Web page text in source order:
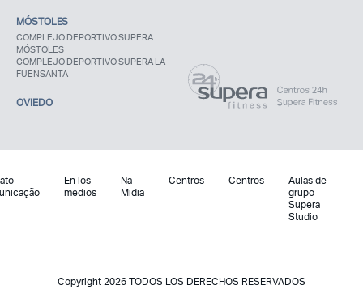
MÓSTOLES
COMPLEJO DEPORTIVO SUPERA
MÓSTOLES
COMPLEJO DEPORTIVO SUPERA LA
FUENSANTA
OVIEDO
En los
medios
Na
Midia
Centros Centros
Aulas de
grupo
Supera
Studio
Copyright 2026 TODOS LOS DERECHOS RESERVADOS